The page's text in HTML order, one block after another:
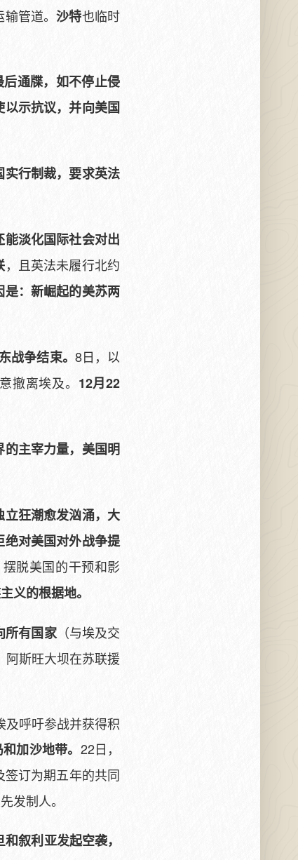
输管道。沙特也临时
通牒，如不停止侵
示抗议，并向美国
行制裁，要求英法
淡化国际社会对出
，且英法未履行北约
：新崛起的美苏两
战争结束。 8日，以
撤离埃及。 12月22
主宰力量，美国明
狂潮愈发汹涌，大
绝对美国对外战争提
摆脱美国的干预和影
义的根据地。
所有国家（与埃及交
阿斯旺大坝在苏联援
呼吁参战并获得积
加沙地带。 22日，
订为期五年的共同
发制人。
叙利亚发起空袭，